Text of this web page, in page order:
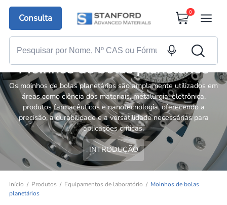
Consulta
0
Moinhos de bolas planetários
Os moinhos de bolas planetários são amplamente utilizados em
áreas como ciência dos materiais, metalurgia, eletrônica,
produtos farmacêuticos e nanotecnologia, oferecendo a
precisão, a durabilidade e a versatilidade necessárias para
aplicações críticas.
INTRODUÇÃO
Início Produtos Equipamentos de laboratório
Moinhos de bolas
planetários